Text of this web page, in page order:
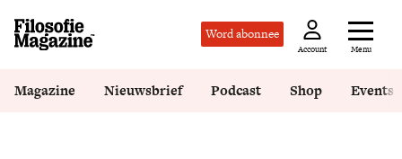
Word abonnee
Account Menu
Magazine Nieuwsbrief Podcast Shop Events